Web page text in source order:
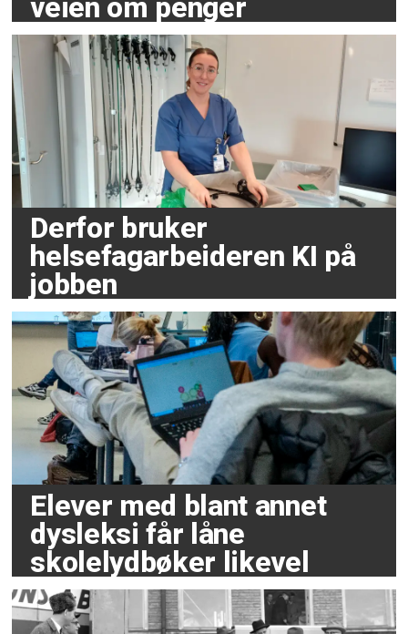
veien om penger
Derfor bruker
helsefagarbeideren KI på
jobben
Elever med blant annet
dysleksi får låne
skolelydbøker likevel